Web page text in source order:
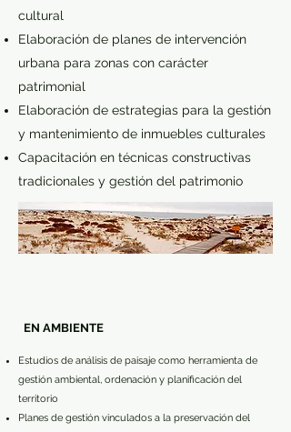
cultural
Elaboración de planes de intervención
urbana para zonas con carácter
patrimonial
Elaboración de estrategias para la gestión
y mantenimiento de inmuebles culturales
Capacitación en técnicas constructivas
tradicionales y gestión del patrimonio
EN AMBIENTE
Estudios de análisis de paisaje como herramienta de
gestión ambiental, ordenación y planificación del
territorio
Planes de gestión vinculados a la preservación del